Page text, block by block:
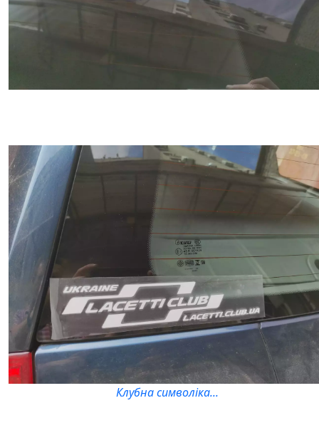
Клубна символіка...